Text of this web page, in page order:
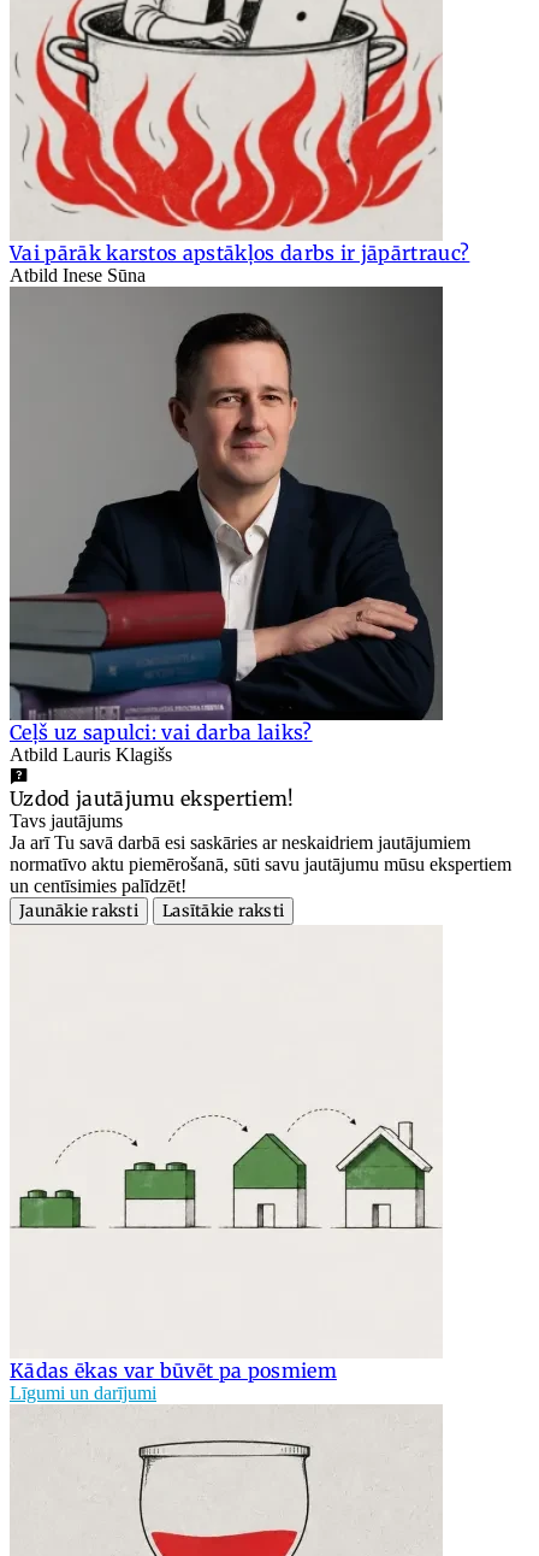
Vai pārāk karstos apstākļos darbs ir jāpārtrauc?
Atbild Inese Sūna
Ceļš uz sapulci: vai darba laiks?
Atbild Lauris Klagišs
Uzdod jautājumu ekspertiem!
Tavs jautājums
Ja arī Tu savā darbā esi saskāries ar neskaidriem jautājumiem
normatīvo aktu piemērošanā, sūti savu jautājumu mūsu ekspertiem
un centīsimies palīdzēt!
Jaunākie raksti
Lasītākie raksti
Kādas ēkas var būvēt pa posmiem
Līgumi un darījumi